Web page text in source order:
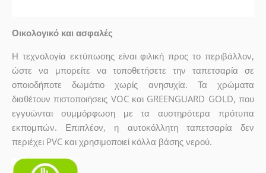
Οικολογικό και ασφαλές
Η τεχνολογία εκτύπωσης είναι φιλική προς το περιβάλλον,
ώστε να μπορείτε να τοποθετήσετε την ταπετσαρία σε
οποιοδήποτε δωμάτιο χωρίς ανησυχία. Τα χρώματα
διαθέτουν πιστοποιήσεις VOC και GREENGUARD GOLD, που
εγγυώνται συμμόρφωση με τα αυστηρότερα πρότυπα
εκπομπών. Επιπλέον, η αυτοκόλλητη ταπετσαρία δεν
περιέχει PVC και χρησιμοποιεί κόλλα βάσης νερού.